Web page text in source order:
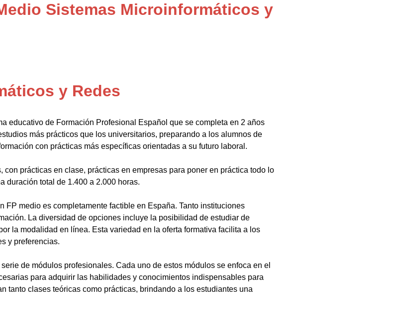
Sistemas Microinformáticos y
y Redes
educativo de Formación Profesional Español que se completa en 2 años
más prácticos que los universitarios, preparando a los alumnos de
con prácticas más específicas orientadas a su futuro laboral.
prácticas en clase, prácticas en empresas para poner en práctica todo lo
duración total de 1.400 a 2.000 horas.
medio es completamente factible en España. Tanto instituciones
La diversidad de opciones incluye la posibilidad de estudiar de
la modalidad en línea. Esta variedad en la oferta formativa facilita a los
y preferencias.
de módulos profesionales. Cada uno de estos módulos se enfoca en el
para adquirir las habilidades y conocimientos indispensables para
tanto clases teóricas como prácticas, brindando a los estudiantes una